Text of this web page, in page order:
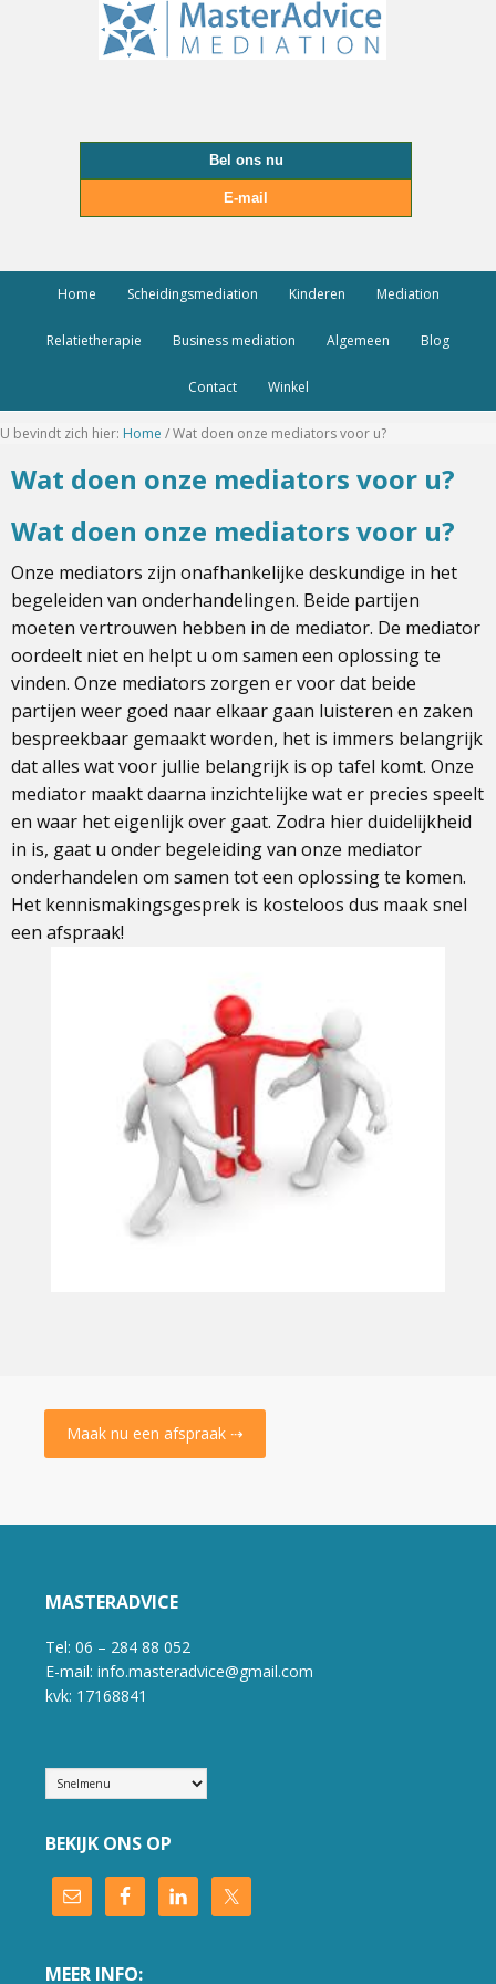
Bel ons nu
E-mail
Home Scheidingsmediation Kinderen Mediation
Relatietherapie Business mediation Algemeen Blog
Contact Winkel
U bevindt zich hier: Home /Wat doen onze mediators voor u?
Wat doen onze mediators voor u?
Wat doen onze mediators voor u?
Onze mediators zijn onafhankelijke deskundige in het
begeleiden van onderhandelingen. Beide partijen
moeten vertrouwen hebben in de mediator. De mediator
oordeelt niet en helpt u om samen een oplossing te
vinden. Onze mediators zorgen er voor dat beide
partijen weer goed naar elkaar gaan luisteren en zaken
bespreekbaar gemaakt worden, het is immers belangrijk
dat alles wat voor jullie belangrijk is op tafel komt. Onze
mediator maakt daarna inzichtelijke wat er precies speelt
en waar het eigenlijk over gaat. Zodra hier duidelijkheid
in is, gaat u onder begeleiding van onze mediator
onderhandelen om samen tot een oplossing te komen.
Het kennismakingsgesprek is kosteloos dus maak snel
een afspraak!
Maak nu een afspraak ⇢
MASTERADVICE
Tel: 06 – 284 88 052
E-mail: info.masteradvice@gmail.com
kvk: 17168841
BEKIJK ONS OP
MEER INFO: